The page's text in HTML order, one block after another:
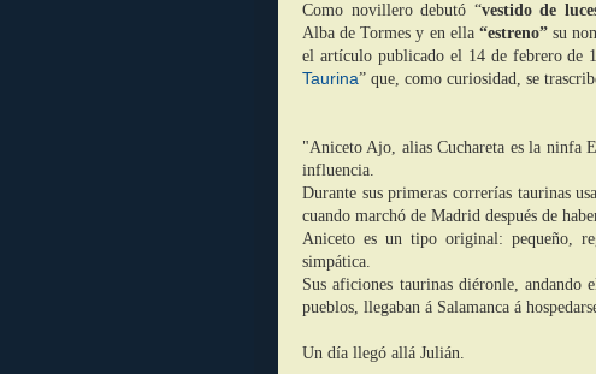
Como novillero debutó “vestido de
Alba de Tormes y en ella “estreno”su
el artículo publicado el 14 de febrerode
Taurina” que, como curiosidad, se
"Aniceto Ajo, alias Cuchareta es la ninfa
influencia.
Durante sus primeras correrías taurinas
cuando marchó de Madrid después de
Aniceto es un tipo original: pequeño,
simpática.
Sus aficiones taurinas diéronle,
pueblos, llegaban á Salamanca á
Un día llegó allá Julián.